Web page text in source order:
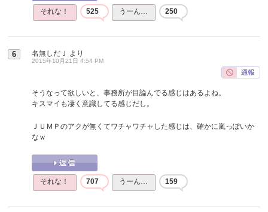
それな！ 525 うーん… 250
6 名無しだＪ より
2015年10月21日 4:54 PM
そうなって欲しいと、事務所が目論んでる感じはあるよね。
キスマイも凄く意識してる感じだし。
ＪＵＭＰのアクが無くてワチャワチャした感じは、確かに嵐っぽいか
なｗ
それな！ 707 うーん… 159